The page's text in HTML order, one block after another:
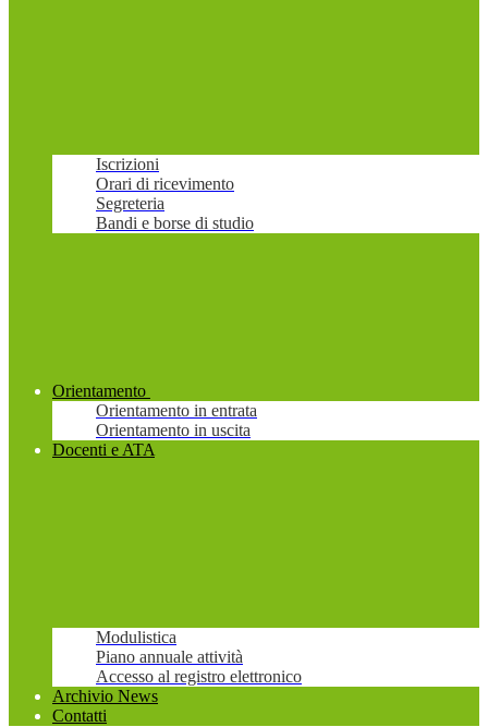
Iscrizioni
Orari di ricevimento
Segreteria
Bandi e borse di studio
Orientamento
Orientamento in entrata
Orientamento in uscita
Docenti e ATA
Modulistica
Piano annuale attività
Accesso al registro elettronico
Archivio News
Contatti